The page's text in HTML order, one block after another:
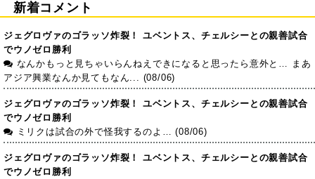
新着コメント
ジェグロヴァのゴラッソ炸裂！ ユベントス、チェルシーとの親善試合
でウノゼロ勝利
なんかもっと見ちゃいらんねえできになると思ったら意外と… まあ
アジア興業なんか見てもなん... (08/06)
ジェグロヴァのゴラッソ炸裂！ ユベントス、チェルシーとの親善試合
でウノゼロ勝利
ミリクは試合の外で怪我するのよ… (08/06)
ジェグロヴァのゴラッソ炸裂！ ユベントス、チェルシーとの親善試合
でウノゼロ勝利